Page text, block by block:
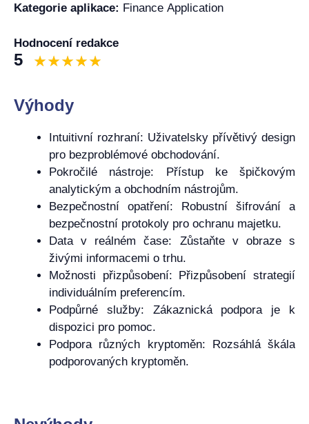
Kategorie aplikace: Finance Application
Hodnocení redakce
5
Výhody
Intuitivní rozhraní: Uživatelsky přívětivý design
pro bezproblémové obchodování.
Pokročilé nástroje: Přístup ke špičkovým
analytickým a obchodním nástrojům.
Bezpečnostní opatření: Robustní šifrování a
bezpečnostní protokoly pro ochranu majetku.
Data v reálném čase: Zůstaňte v obraze s
živými informacemi o trhu.
Možnosti přizpůsobení: Přizpůsobení strategií
individuálním preferencím.
Podpůrné služby: Zákaznická podpora je k
dispozici pro pomoc.
Podpora různých kryptoměn: Rozsáhlá škála
podporovaných kryptoměn.